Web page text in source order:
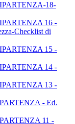
18-
16 -
Checklist di
15 -
14 -
13 -
- Ed.
11 -